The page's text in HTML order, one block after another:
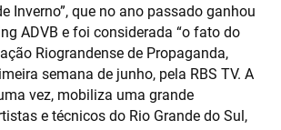
Inverno”, que no ano passado ganhou
ADVB e foi considerada “o fato do
Riograndense de Propaganda,
semana de junho, pela RBS TV. A
vez, mobiliza uma grande
e técnicos do Rio Grande do Sul,